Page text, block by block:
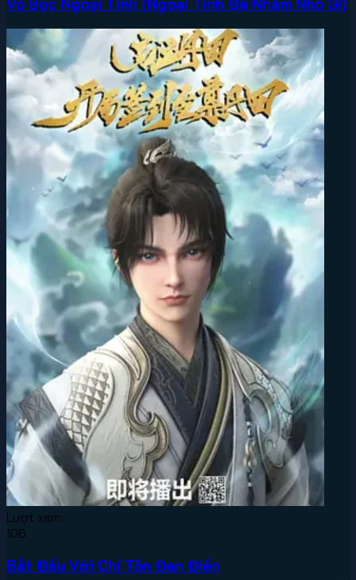
Vỏ Bọc Ngoại Tình (Ngoại Tình Đã Nhằm Nhò Gì)
Lượt xem:
106
Bắt Đầu Với Chí Tôn Đan Điền